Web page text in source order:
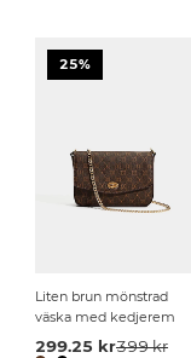
25%
Liten brun mönstrad
väska med kedjerem
299.25 kr399 kr